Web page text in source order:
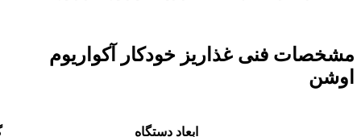
مشخصات فنی غذاریز خودکار آکواریوم
اوشن
ابعاد دستگاه